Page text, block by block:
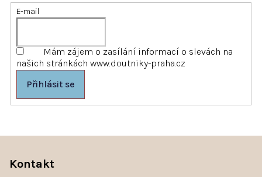
E-mail
Mám zájem o zasílání informací o slevách na
našich stránkách www.doutniky-praha.cz
Přihlásit se
Kontakt